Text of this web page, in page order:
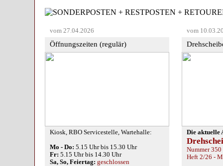
vom 27.04.2026
Öffnungszeiten (regulär)
Kiosk, RBO Servicestelle, Wartehalle:
Mo - Do: 5.15 Uhr bis 15.30 Uhr
Fr: 5.15 Uhr bis 14.30 Uhr
Sa, So, Feiertag: geschlossen
vom
Die aktuelle
Nummer 350
Heft 2/26 -